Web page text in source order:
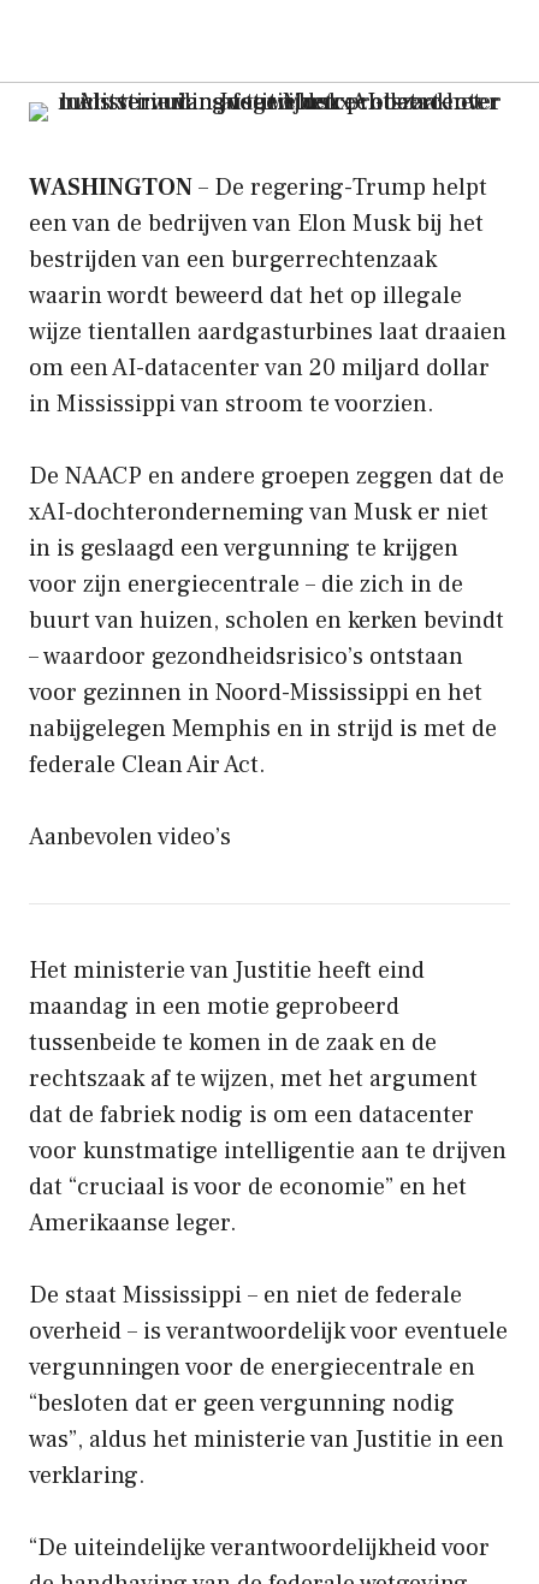
WASHINGTON– De regering-Trump helpt
een van de bedrijven van Elon Musk bij het
bestrijden van een burgerrechtenzaak
waarin wordt beweerd dat het op illegale
wijze tientallen aardgasturbines laat draaien
om een ​​AI-datacenter van 20 miljard dollar
in Mississippi van stroom te voorzien.
De NAACP en andere groepen zeggen dat de
xAI-dochteronderneming van Musk er niet
in is geslaagd een vergunning te krijgen
voor zijn energiecentrale – die zich in de
buurt van huizen, scholen en kerken bevindt
– waardoor gezondheidsrisico’s ontstaan ​​
voor gezinnen in Noord-Mississippi en het
nabijgelegen Memphis en in strijd is met de
federale Clean Air Act.
Aanbevolen video’s
Het ministerie van Justitie heeft eind
maandag in een motie geprobeerd
tussenbeide te komen in de zaak en de
rechtszaak af te wijzen, met het argument
dat de fabriek nodig is om een ​​datacenter
voor kunstmatige intelligentie aan te drijven
dat “cruciaal is voor de economie” en het
Amerikaanse leger.
De staat Mississippi – en niet de federale
overheid – is verantwoordelijk voor eventuele
vergunningen voor de energiecentrale en
“besloten dat er geen vergunning nodig
was”, aldus het ministerie van Justitie in een
verklaring.
“De uiteindelijke verantwoordelijkheid voor